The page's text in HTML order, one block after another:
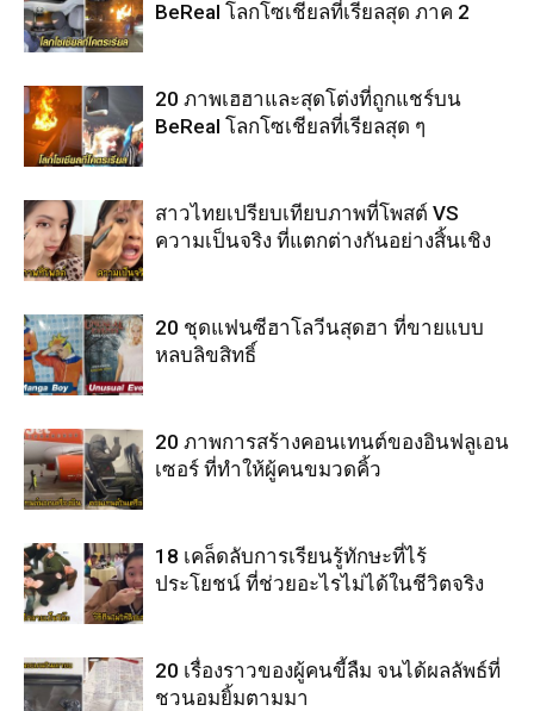
BeReal โลกโซเชียลที่เรียลสุด ภาค 2
20 ภาพเฮฮาและสุดโต่งที่ถูกแชร์บน
BeReal โลกโซเชียลที่เรียลสุด ๆ
สาวไทยเปรียบเทียบภาพที่โพสต์ VS
ความเป็นจริง ที่แตกต่างกันอย่างสิ้นเชิง
20 ชุดแฟนซีฮาโลวีนสุดฮา ที่ขายแบบ
หลบลิขสิทธิ์
20 ภาพการสร้างคอนเทนต์ของอินฟลูเอน
เซอร์ ที่ทำให้ผู้คนขมวดคิ้ว
18 เคล็ดลับการเรียนรู้ทักษะที่ไร้
ประโยชน์ ที่ช่วยอะไรไม่ได้ในชีวิตจริง
20 เรื่องราวของผู้คนขี้ลืม จนได้ผลลัพธ์ที่
ชวนอมยิ้มตามมา